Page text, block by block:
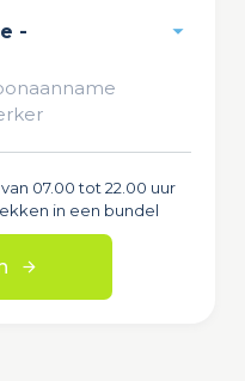
-
07.00 tot 22.00 uur
in een bundel